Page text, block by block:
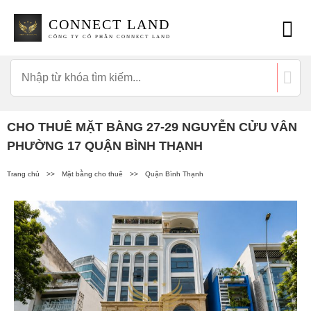
CONNECT LAND
CÔNG TY CỔ PHẦN CONNECT LAND
CHO THUÊ MẶT BẰNG 27-29 NGUYỄN CỬU VÂN
PHƯỜNG 17 QUẬN BÌNH THẠNH
Trang chủ >> Mặt bằng cho thuê >> Quận Bình Thạnh